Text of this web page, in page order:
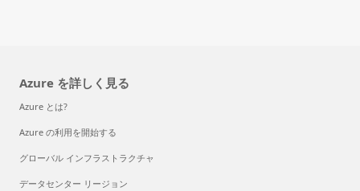
Azure を詳しく見る
Azure とは?
Azure の利用を開始する
グローバル インフラストラクチャ
データセンター リージョン